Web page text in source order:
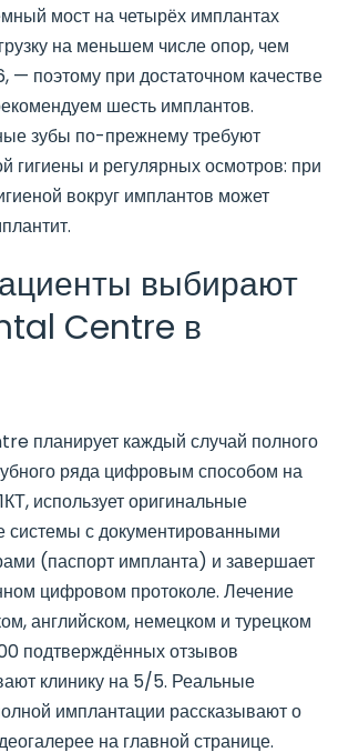
мост на четырёх имплантах
на меньшем числе опор, чем
поэтому при достаточном качестве
шесть имплантов.
зубы по-прежнему требуют
гигиены и регулярных осмотров: при
вокруг имплантов может
выбирают
Centre в
планирует каждый случай полного
ряда цифровым способом на
использует оригинальные
системы с документированными
(паспорт импланта) и завершает
цифровом протоколе. Лечение
английском, немецком и турецком
подтверждённых отзывов
клинику на 5/5. Реальные
имплантации рассказывают о
на главной странице.